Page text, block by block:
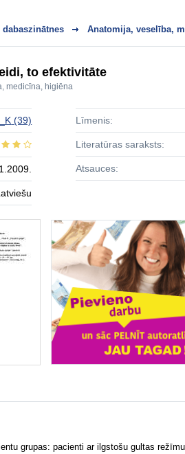
dabaszinātnes Anatomija, veselība,
to efektivitāte
medicīna, higiēna
(39) Līmenis:
Literatūras saraksts:
Atsauces:
grupas: pacienti ar ilgstošu gultas